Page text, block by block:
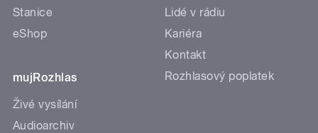
Stanice
eShop
mujRozhlas
Živé vysílání
Audioarchiv
Lidé v rádiu
Kariéra
Kontakt
Rozhlasový poplatek